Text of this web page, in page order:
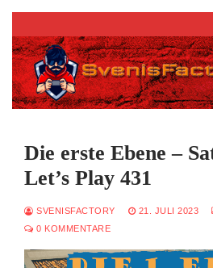
Zum
Inhalt
springen
Die erste Ebene –
Let’s Play 431
SVENISFACTORY 21. JULI 2023
0 KOMMENTARE